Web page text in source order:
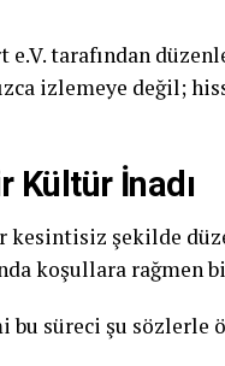
tarafından
izlemeye değil;
Kültür İnadı
kesintisiz şekilde
koşullara rağmen
bu süreci şu sözlerle